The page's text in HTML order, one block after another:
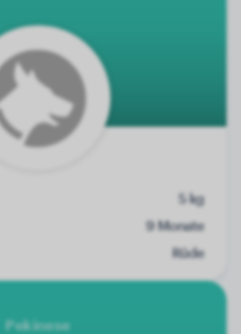
5 kg
9 Monate
Rüde
Pekinese